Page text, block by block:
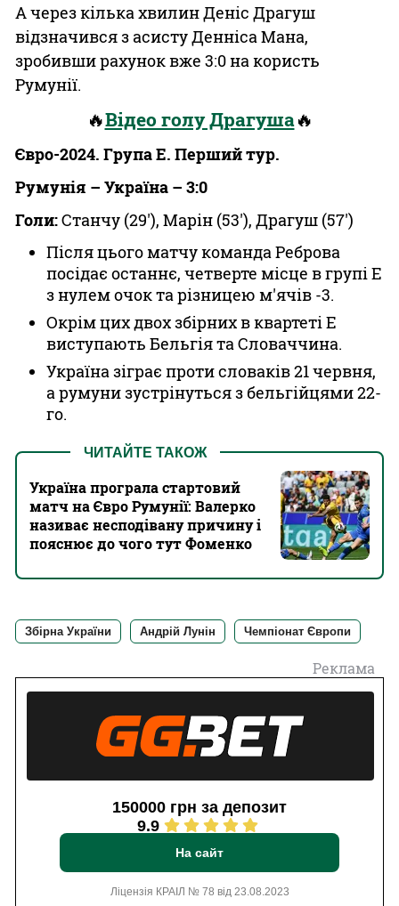
А через кілька хвилин Деніс Драгуш
відзначився з асисту Денніса Мана,
зробивши рахунок вже 3:0 на користь
Румунії.
🔥Відео голу Драгуша🔥
Євро-2024. Група Е. Перший тур.
Румунія – Україна – 3:0
Голи:Станчу (29'), Марін (53'), Драгуш (57')
Після цього матчу команда Реброва
посідає останнє, четверте місце в групі Е
з нулем очок та різницею м'ячів -3.
Окрім цих двох збірних в квартеті Е
виступають Бельгія та Словаччина.
Україна зіграє проти словаків 21 червня,
а румуни зустрінуться з бельгійцями 22-
го.
ЧИТАЙТЕ ТАКОЖ
Україна програла стартовий
матч на Євро Румунії: Валерко
називає несподівану причину і
пояснює до чого тут Фоменко
Збірна України Андрій Лунін Чемпіонат Європи
Реклама
150000 грн за депозит
9.9
На сайт
Ліцензія КРАІЛ № 78 від 23.08.2023